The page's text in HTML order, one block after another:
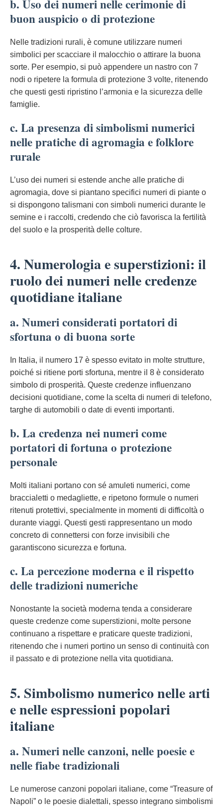
b. Uso dei numeri nelle cerimonie di
buon auspicio o di protezione
Nelle tradizioni rurali, è comune utilizzare numeri
simbolici per scacciare il malocchio o attirare la buona
sorte. Per esempio, si può appendere un nastro con 7
nodi o ripetere la formula di protezione 3 volte, ritenendo
che questi gesti ripristino l’armonia e la sicurezza delle
famiglie.
c. La presenza di simbolismi numerici
nelle pratiche di agromagia e folklore
rurale
L’uso dei numeri si estende anche alle pratiche di
agromagia, dove si piantano specifici numeri di piante o
si dispongono talismani con simboli numerici durante le
semine e i raccolti, credendo che ciò favorisca la fertilità
del suolo e la prosperità delle colture.
4. Numerologia e superstizioni: il
ruolo dei numeri nelle credenze
quotidiane italiane
a. Numeri considerati portatori di
sfortuna o di buona sorte
In Italia, il numero 17 è spesso evitato in molte strutture,
poiché si ritiene porti sfortuna, mentre il 8 è considerato
simbolo di prosperità. Queste credenze influenzano
decisioni quotidiane, come la scelta di numeri di telefono,
targhe di automobili o date di eventi importanti.
b. La credenza nei numeri come
portatori di fortuna o protezione
personale
Molti italiani portano con sé amuleti numerici, come
braccialetti o medagliette, e ripetono formule o numeri
ritenuti protettivi, specialmente in momenti di difficoltà o
durante viaggi. Questi gesti rappresentano un modo
concreto di connettersi con forze invisibili che
garantiscono sicurezza e fortuna.
c. La percezione moderna e il rispetto
delle tradizioni numeriche
Nonostante la società moderna tenda a considerare
queste credenze come superstizioni, molte persone
continuano a rispettare e praticare queste tradizioni,
ritenendo che i numeri portino un senso di continuità con
il passato e di protezione nella vita quotidiana.
5. Simbolismo numerico nelle arti
e nelle espressioni popolari
italiane
a. Numeri nelle canzoni, nelle poesie e
nelle fiabe tradizionali
Le numerose canzoni popolari italiane, come “Treasure of
Napoli” o le poesie dialettali, spesso integrano simbolismi